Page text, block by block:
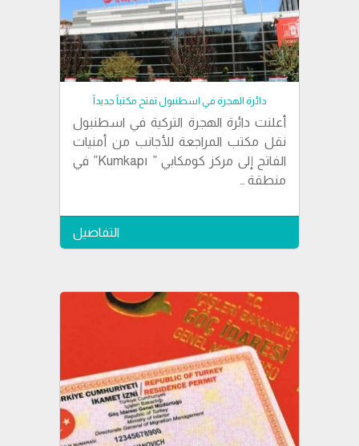
دائرة الهجرة في اسطنبول تفتح مكتباً جديداً
أعلنت دائرة الهجرة التركية في اسطنبول
نقل مكتب المراجعة للأجانب من أمنيات
الفاتح إلى مركز كومكابي ” Kumkapı” في
منطقة …
التفاصيل